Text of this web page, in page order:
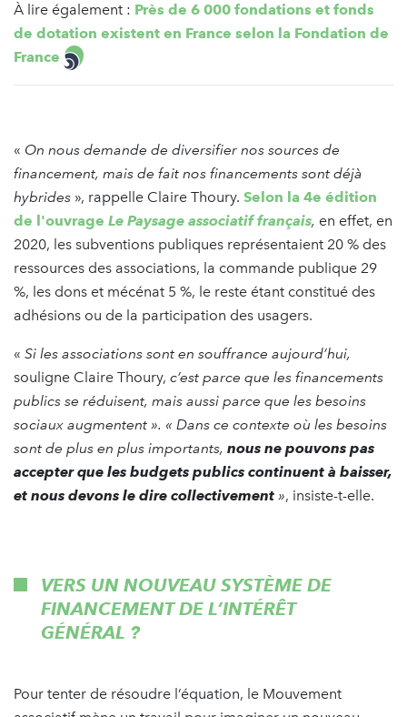
À lire également : Près de 6 000 fondations et fonds
de dotation existent en France selon la Fondation de
France
« On nous demande de diversifier nos sources de
financement, mais de fait nos financements sont déjà
hybrides », rappelle Claire Thoury. Selon la 4e édition
de l'ouvrage Le Paysage associatif français, en effet, en
2020, les subventions publiques représentaient 20 % des
ressources des associations, la commande publique 29
%, les dons et mécénat 5 %, le reste étant constitué des
adhésions ou de la participation des usagers.
« Si les associations sont en souffrance aujourd’hui,
souligne Claire Thoury, c’est parce que les financements
publics se réduisent, mais aussi parce que les besoins
sociaux augmentent ». « Dans ce contexte où les besoins
sont de plus en plus importants, nous ne pouvons pas
accepter que les budgets publics continuent à baisser,
et nous devons le dire collectivement », insiste-t-elle.
VERS UN NOUVEAU SYSTÈME DE
FINANCEMENT DE L’INTÉRÊT
GÉNÉRAL ?
Pour tenter de résoudre l’équation, le Mouvement